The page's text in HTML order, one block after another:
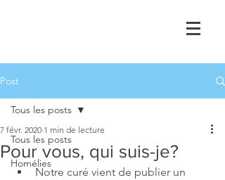
Post
Tous les posts
Homélies
Tous les posts
Pour vous, qui suis-je?
7 févr. 2020 1 min de lecture
Notre curé vient de publier un